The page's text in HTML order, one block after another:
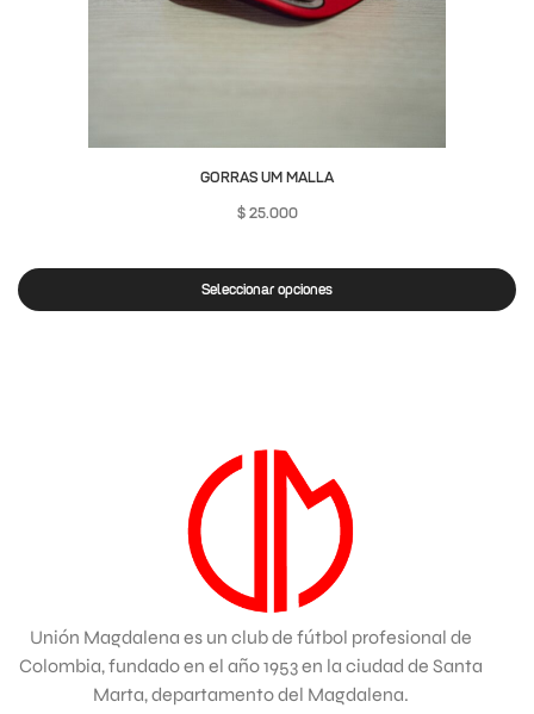
GORRAS UM MALLA
$25.000
Seleccionar opciones
Unión Magdalena es un club de fútbol profesional de
Colombia, fundado en el año 1953 en la ciudad de Santa
Marta, departamento del Magdalena.